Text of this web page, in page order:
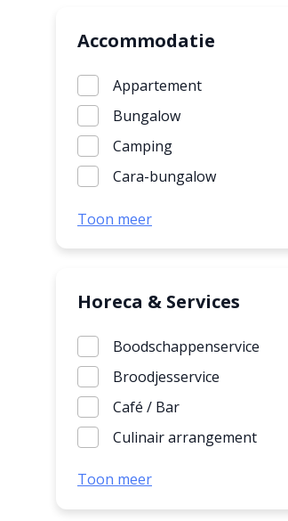
SUP
Sportveld
Squash
Surfen
Tafeltennis
Tennis outdoor
Vissen
Wakeboarden
Waterskiën
Watersport
Zeilen
Accommodatie
Appartement
Bungalow
Camping
Cara-bungalow
Huisdiervrije bungalow
Huisje met sauna
Kinderbungalow
Luxe bungalow
Met airco
Mindervalidenbungalow
Rookvrij huisje
Toon meer
Horeca & Services
Boodschappenservice
Broodjesservice
Café / Bar
Culinair arrangement
Toon meer